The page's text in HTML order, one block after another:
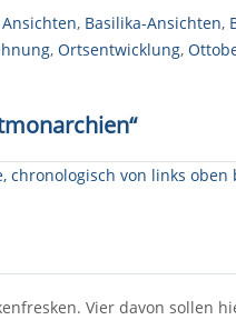
Ansichten, Basilika-Ansichten,
, Ortsentwicklung,
Vier davon sollen